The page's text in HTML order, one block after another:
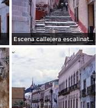
Escena callejera escalinata 1967.